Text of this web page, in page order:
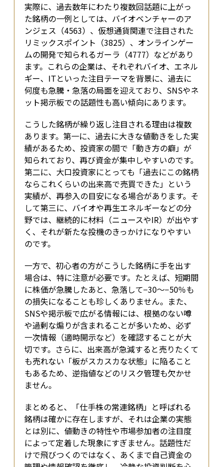
実際に、過去数年にわたり複数回話題に上がっ
た銘柄の一例としては、バイオベンチャーのア
ンジェス（4563）、仮想通貨関連で注目された
リミックスポイント（3825）、オンラインゲー
ムの開発で知られるガーラ（4777）などがあり
ます。これらの企業は、それぞれバイオ、エネル
ギー、ITといった注目テーマを背景に、過去に
何度も急騰・急落の局面を迎えており、SNSやネ
ット掲示板での話題性も高い傾向にあります。
こうした銘柄が繰り返し注目される理由は複数
あります。第一に、過去に大きな値動きをした実
績があるため、投資家の間で「動き方の癖」が
知られており、再び資金が集中しやすいのです。
第二に、大口投資家にとっても「過去にこの銘柄
ならこれくらいの出来高で売買できた」という
実績が、再参入の目安になる場合があります。そ
して第三に、バイオや再生エネルギーなどの分
野では、継続的に材料（ニュースやIR）が出やす
く、それが新たな投機のきっかけになりやすい
のです。
一方で、初心者の方がこうした銘柄に手を出す
場合は、特に注意が必要です。たとえば、短期間
に株価が急騰したあと、急落して−30〜−50％も
の損失になることも珍しくありません。また、
SNSや掲示板で広がる情報には、根拠のない噂
や過剰な煽りが含まれることが多いため、必ず
一次情報（適時開示など）を確認することが大
切です。さらに、出来高が急減すると売りたくて
も売れない「板がスカスカな状態」に陥ること
もあるため、逆指値などのリスク管理も欠かせ
ません。
まとめると、「仕手株の常連銘柄」と呼ばれる
銘柄は確かに存在しますが、それは企業の実態
とは別に、値動きの特性や市場参加者の注目度
によって定着した現象にすぎません。話題性だ
けで飛びつくのではなく、あくまで自己資金の